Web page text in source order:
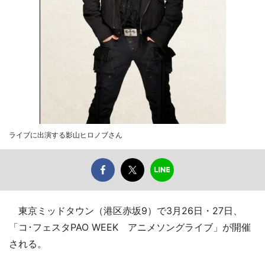
ライブに出演する影山ヒロノブさん
東京ミッドタウン（港区赤坂9）で3月26日・27日、
「コ･フェスタPAO WEEK アニメソングライブ」が開催
される。